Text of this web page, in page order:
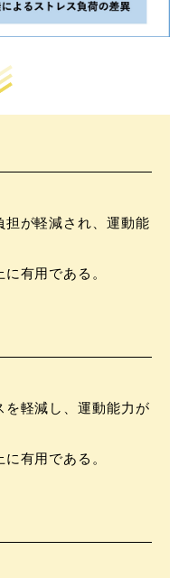
が軽減され、運動能
有用である。
軽減し、運動能力が
有用である。